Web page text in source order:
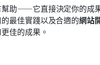
助——它直接決定你的成
最佳實踐以及合適的網站
佳的成果。